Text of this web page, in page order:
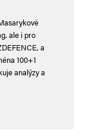
růst
počet
elektřiny
ale i pro
a
100+1
analýzy a